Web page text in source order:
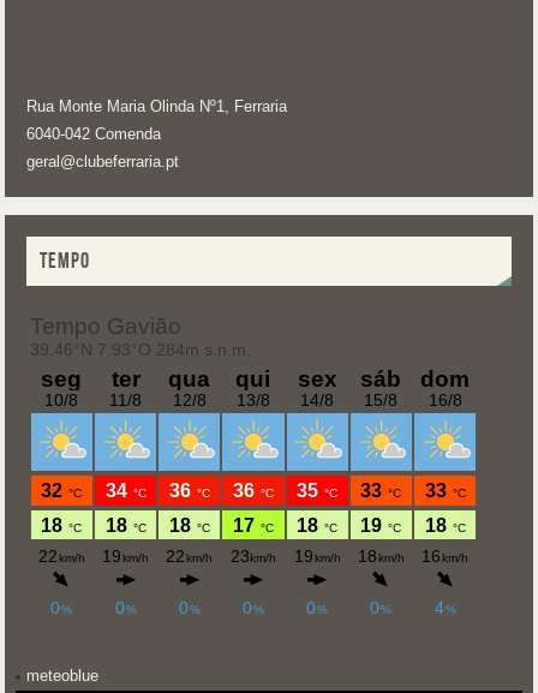
Rua Monte Maria Olinda Nº1, Ferraria
6040-042 Comenda
geral@clubeferraria.pt
TEMPO
meteoblue